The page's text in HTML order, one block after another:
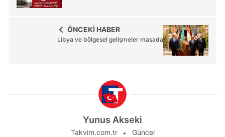
ÖNCEKİ HABER
Libya ve bölgesel gelişmeler masada
Yunus Akseki
Takvim.com.tr Güncel